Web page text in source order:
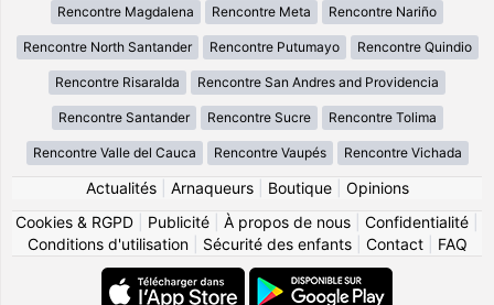
Rencontre Magdalena Rencontre Meta Rencontre Nariño
Rencontre North Santander Rencontre Putumayo Rencontre Quindio
Rencontre Risaralda Rencontre San Andres and Providencia
Rencontre Santander Rencontre Sucre Rencontre Tolima
Rencontre Valle del Cauca Rencontre Vaupés Rencontre Vichada
Actualités| Arnaqueurs| Boutique| Opinions
Cookies & RGPD
Publicité À propos de nous Confidentialité
Conditions d'utilisation| Sécurité des enfants| Contact| FAQ